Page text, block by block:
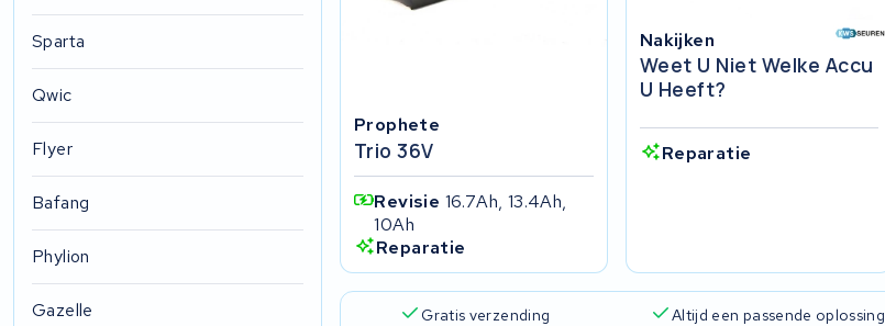
Sparta
Qwic
Flyer
Bafang
Phylion
Gazelle
Prophete
Trio 36V
Revisie 16.7Ah, 13.4Ah,
10Ah
Reparatie
Nakijken
Weet U Niet Welke Accu
U Heeft?
Reparatie
Gratis verzending Altijd een passende oplossing